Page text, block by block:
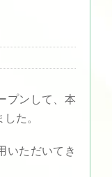
プンして、本
た。
いただいてき